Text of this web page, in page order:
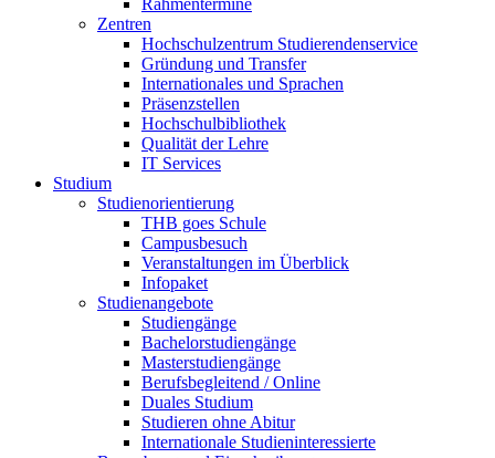
Rahmentermine
Zentren
Hochschulzentrum Studierendenservice
Gründung und Transfer
Internationales und Sprachen
Präsenzstellen
Hochschulbibliothek
Qualität der Lehre
IT Services
Studium
Studienorientierung
THB goes Schule
Campusbesuch
Veranstaltungen im Überblick
Infopaket
Studienangebote
Studiengänge
Bachelorstudiengänge
Masterstudiengänge
Berufsbegleitend / Online
Duales Studium
Studieren ohne Abitur
Internationale Studieninteressierte